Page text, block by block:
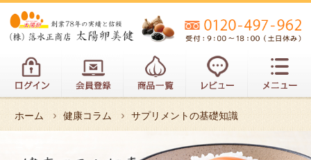
ホーム 健康コラム サプリメントの基礎知識